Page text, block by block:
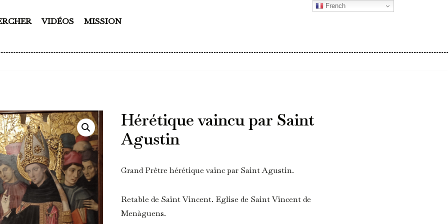
VIDÉOS MISSION
Hérétique vaincu par Saint
Agustin
Grand Prêtre hérétique vainc par Saint Agustin.
Retable de Saint Vincent. Eglise de Saint Vincent de
Menàguens.
French